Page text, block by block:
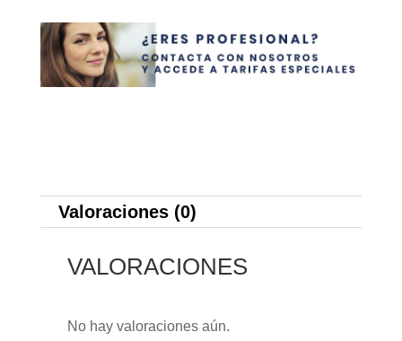
Valoraciones (0)
VALORACIONES
No hay valoraciones aún.